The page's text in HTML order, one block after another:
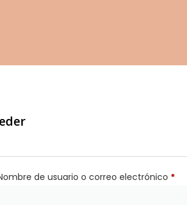
de usuario o correo electrónico *